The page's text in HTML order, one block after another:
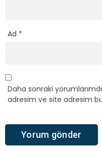
Ad *
Daha sonraki
adresim ve site adresim